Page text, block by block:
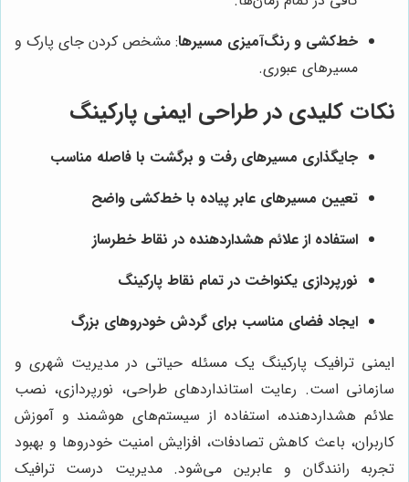
خط‌کشی و رنگ‌آمیزی مسیرها: مشخص کردن جای پارک و
مسیرهای عبوری.
نکات کلیدی در طراحی ایمنی پارکینگ
جایگذاری مسیرهای رفت و برگشت با فاصله مناسب
تعیین مسیرهای عابر پیاده با خط‌کشی واضح
استفاده از علائم هشداردهنده در نقاط خطرساز
نورپردازی یکنواخت در تمام نقاط پارکینگ
ایجاد فضای مناسب برای گردش خودروهای بزرگ
ایمنی ترافیک پارکینگ یک مسئله حیاتی در مدیریت شهری و
سازمانی است. رعایت استانداردهای طراحی، نورپردازی، نصب
علائم هشداردهنده، استفاده از سیستم‌های هوشمند و آموزش
کاربران، باعث کاهش تصادفات، افزایش امنیت خودروها و بهبود
تجربه رانندگان و عابرین می‌شود. مدیریت درست ترافیک